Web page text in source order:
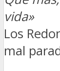
vida»
Los
mal